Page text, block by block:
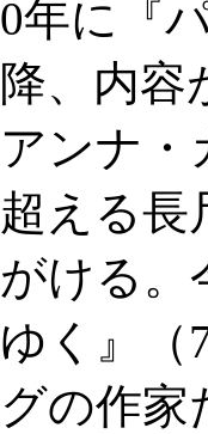
0年に『
降、内容
アンナ・
超える長
がける。
ゆく』（
グの作家